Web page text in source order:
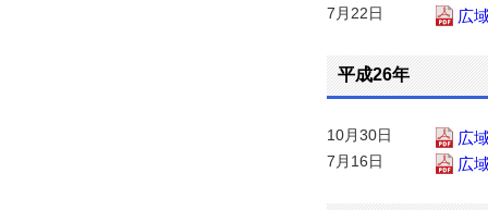
7月22日 広
平成26年
10月30日 広
7月16日 広